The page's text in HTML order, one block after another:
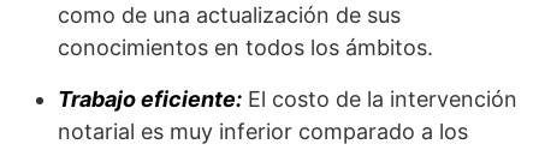
como de una actualización de sus
conocimientos en todos los ámbitos.
Trabajo eficiente: El costo de la intervención
notarial es muy inferior comparado a los